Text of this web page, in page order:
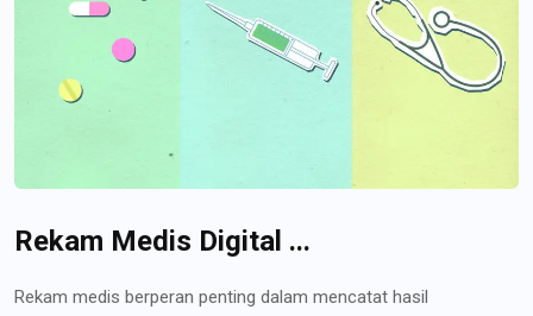
Rekam Medis Digital ...
Rekam medis berperan penting dalam mencatat hasil